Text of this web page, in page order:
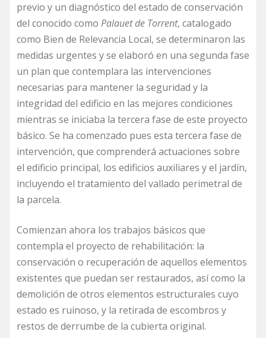
previo y un diagnóstico del estado de conservación
del conocido como Palauet de Torrent, catalogado
como Bien de Relevancia Local, se determinaron las
medidas urgentes y se elaboró en una segunda fase
un plan que contemplara las intervenciones
necesarias para mantener la seguridad y la
integridad del edificio en las mejores condiciones
mientras se iniciaba la tercera fase de este proyecto
básico. Se ha comenzado pues esta tercera fase de
intervención, que comprenderá actuaciones sobre
el edificio principal, los edificios auxiliares y el jardín,
incluyendo el tratamiento del vallado perimetral de
la parcela.
Comienzan ahora los trabajos básicos que
contempla el proyecto de rehabilitación: la
conservación o recuperación de aquellos elementos
existentes que puedan ser restaurados, así como la
demolición de otros elementos estructurales cuyo
estado es ruinoso, y la retirada de escombros y
restos de derrumbe de la cubierta original.